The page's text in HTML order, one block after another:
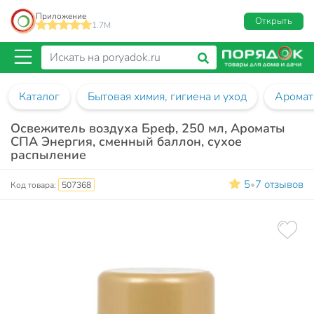
Приложение
1.7M
Открыть
Каталог Бытовая химия, гигиена и уход
Освежитель воздуха Бреф, 250 мл, Ароматы
СПА Энергия, сменный баллон, сухое
распыление
Код товара: 507368 5•7 отзывов